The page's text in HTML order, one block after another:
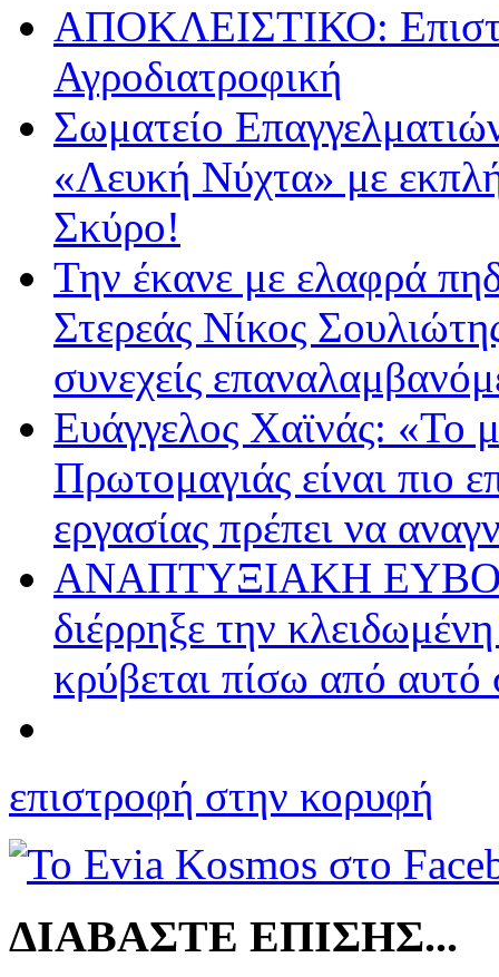
ΑΠΟΚΛΕΙΣΤΙΚΟ:
Αγροδιατροφική
Σωματείο
«Λευκή Νύχτα» με
Σκύρο!
Την έκανε με ελαφρά
Στερεάς Νίκος
συνεχείς
Ευάγγελος Χαϊνάς: «Το
Πρωτομαγιάς είναι πιο
εργασίας πρέπει να
ΑΝΑΠΤΥΞΙΑΚΗ
διέρρηξε την
κρύβεται πίσω από
επιστροφή στην κορυφή
ΔΙΑΒΑΣΤΕ ΕΠΙΣΗΣ...